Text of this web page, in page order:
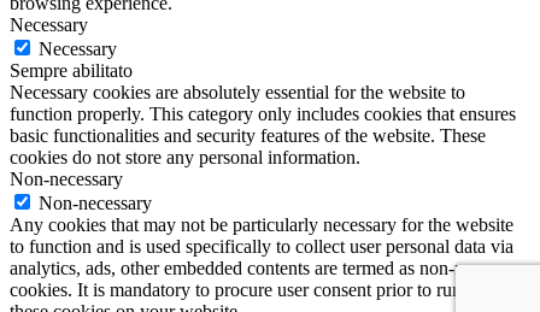
Necessary
Necessary
Sempre abilitato
Necessary cookies are absolutely essential for the website to
function properly. This category only includes cookies that ensures
basic functionalities and security features of the website. These
cookies do not store any personal information.
Non-necessary
Non-necessary
Any cookies that may not be particularly necessary for the website
to function and is used specifically to collect user personal data via
analytics, ads, other embedded contents are termed as non-necessary
cookies. It is mandatory to procure user consent prior to running